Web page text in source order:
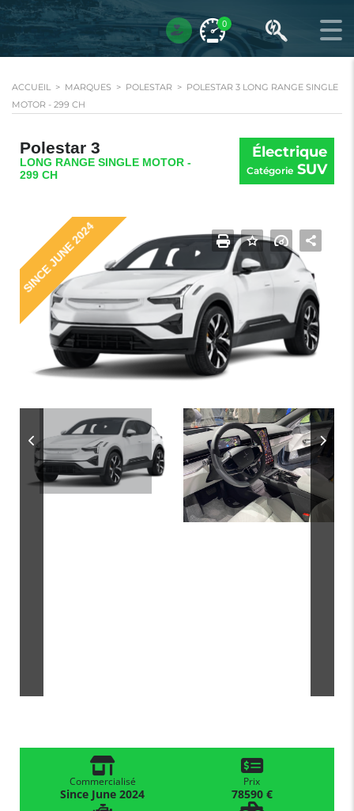
0
ACCUEIL > MARQUES > POLESTAR > POLESTAR 3 LONG RANGE SINGLE
MOTOR - 299 CH
Polestar 3
LONG RANGE SINGLE MOTOR -
299 CH
Électrique
Catégorie SUV
SINCE JUNE 2024
Commercialisé
Since June 2024
Prix
78590 €